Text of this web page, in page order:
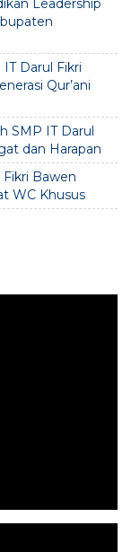
Leadership
Darul Fikri
Qur’ani
SMP IT Darul
dan Harapan
Bawen
WC Khusus